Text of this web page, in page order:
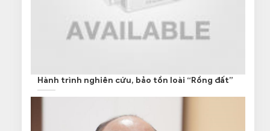
Hành trình nghiên cứu, bảo tồn loài “Rồng đất”